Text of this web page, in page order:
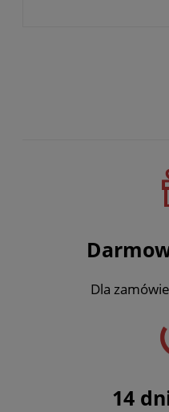
Dla
14